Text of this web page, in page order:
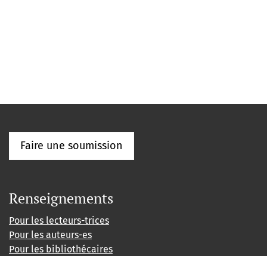
Faire une soumission
Renseignements
Pour les lecteurs-trices
Pour les auteurs-es
Pour les bibliothécaires